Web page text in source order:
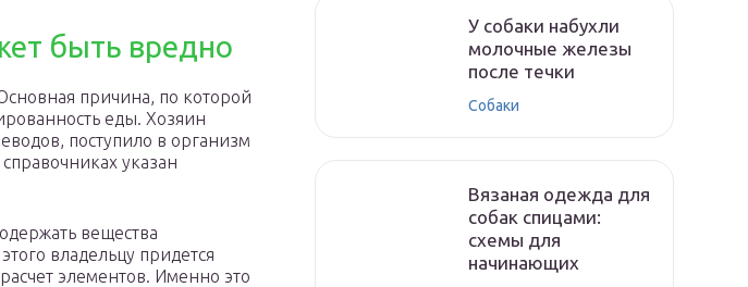
быть вредно
причина, по которой
еды. Хозяин
поступило в организм
указан
вещества
владельцу придется
элементов. Именно это
У собаки набухли
молочные железы
после течки
Собаки
Вязаная одежда для
собак спицами:
схемы для
начинающих